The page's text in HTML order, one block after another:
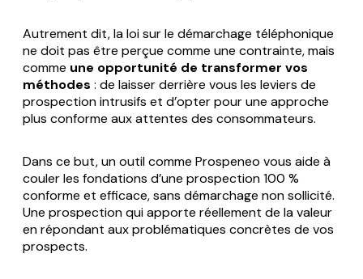
Autrement dit, la loi sur le démarchage téléphonique
ne doit pas être perçue comme une contrainte, mais
comme une opportunité de transformer vos
méthodes : de laisser derrière vous les leviers de
prospection intrusifs et d’opter pour une approche
plus conforme aux attentes des consommateurs.
Dans ce but, un outil comme Prospeneo vous aide à
couler les fondations d’une prospection 100 %
conforme et efficace, sans démarchage non sollicité.
Une prospection qui apporte réellement de la valeur
en répondant aux problématiques concrètes de vos
prospects.